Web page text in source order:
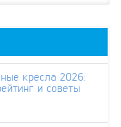
кресла 2026:
и советы